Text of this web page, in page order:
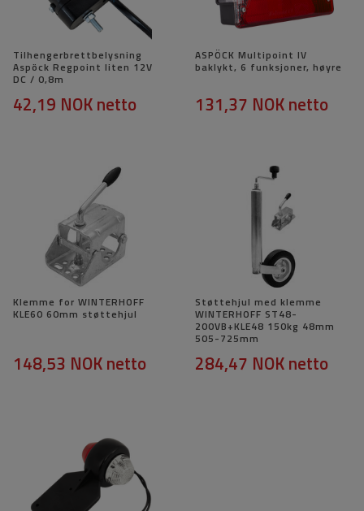
Tilhengerbrettbelysning
Aspöck Regpoint liten 12V
DC / 0,8m
42,19 NOKnetto
ASPÖCK Multipoint IV
baklykt, 6 funksjoner, høyre
131,37 NOKnetto
Klemme for WINTERHOFF
KLE60 60mm støttehjul
148,53 NOKnetto
Støttehjul med klemme
WINTERHOFF ST48-
200VB+KLE48 150kg 48mm
505-725mm
284,47 NOKnetto